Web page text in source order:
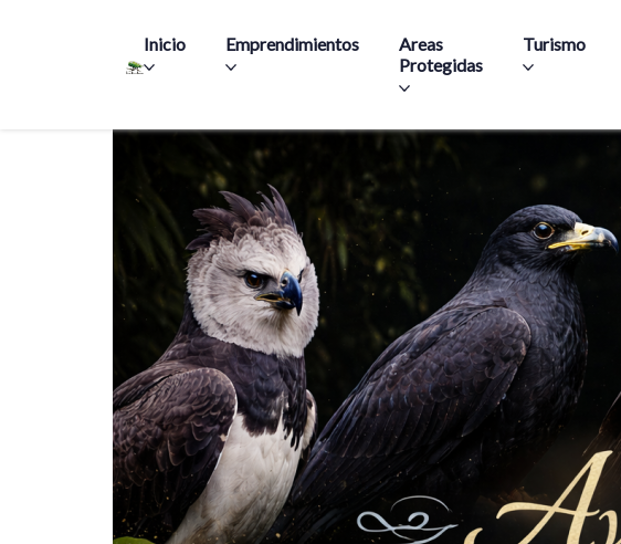
Inicio Emprendimientos
Areas
Protegidas
Turismo